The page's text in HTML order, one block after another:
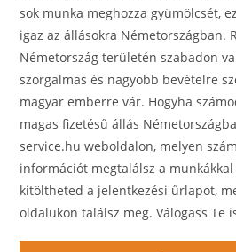
sok munka meghozza gyümölcsét,
igaz az állásokra Németországban.
Németország területén szabadon
szorgalmas és nagyobb bevételre
magyar emberre vár. Hogyha
magas fizetésű állás
service.hu weboldalon, melyen
információt megtalálsz a
kitöltheted a jelentkezési űrlapot,
oldalukon találsz meg. Válogass Te